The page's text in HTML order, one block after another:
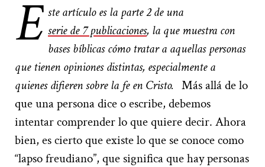
E ste artículo es la parte 2 de una
serie de 7 publicaciones, la que muestra con
bases bíblicas cómo tratar a aquellas personas
que tienen opiniones distintas, especialmente a
quienes difieren sobre la fe en Cristo. Más allá de lo
que una persona dice o escribe, debemos
intentar comprender lo que quiere decir. Ahora
bien, es cierto que existe lo que se conoce como
“lapso freudiano”, que significa que hay personas